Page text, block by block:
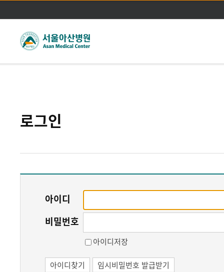
주메뉴바로가기
본문바로가기
로그인
아이디
비밀번호
아이디저장
아이디찾기 임시비밀번호 발급받기